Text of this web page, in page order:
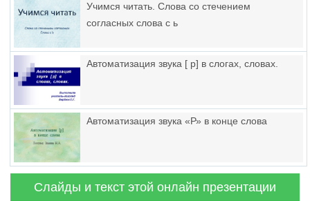
Учимся читать. Слова со стечением
согласных слова с ь
Автоматизация звука [ р] в слогах, словах.
Автоматизация звука «Р» в конце слова
Слайды и текст этой онлайн презентации